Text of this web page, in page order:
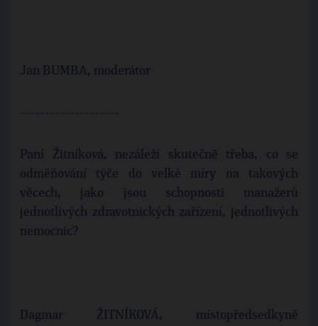
Jan BUMBA, moderátor
--------------------
Paní Žitníková, nezáleží skutečně třeba, co se
odměňování týče do velké míry na takových
věcech, jako jsou schopnosti manažerů
jednotlivých zdravotnických zařízení, jednotlivých
nemocnic?
Dagmar ŽITNÍKOVÁ, místopředsedkyně